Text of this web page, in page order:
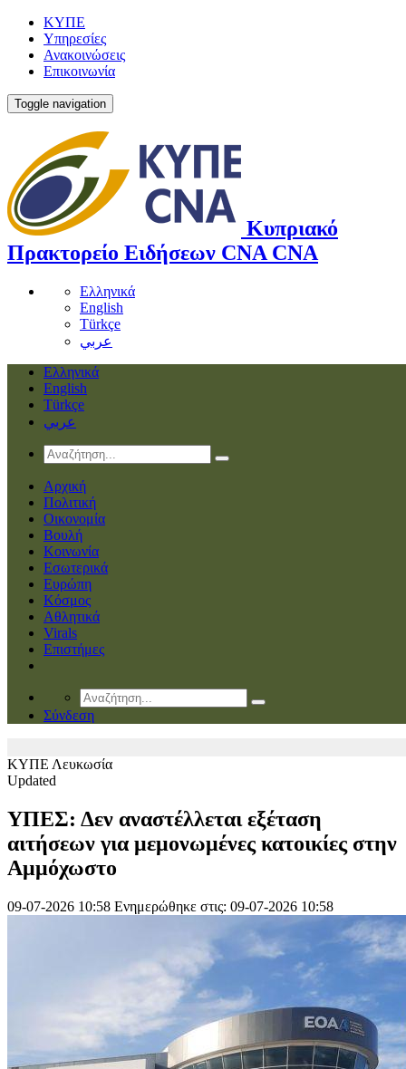
ΚΥΠΕ
Υπηρεσίες
Ανακοινώσεις
Επικοινωνία
Toggle navigation
Κυπριακό
Πρακτορείο Ειδήσεων CNA CNA
Ελληνικά
English
Türkçe
عربي
Ελληνικά
English
Türkçe
عربي
Αρχική
Πολιτική
Οικονομία
Βουλή
Κοινωνία
Εσωτερικά
Ευρώπη
Κόσμος
Αθλητικά
Virals
Επιστήμες
Σύνδεση
ΚΥΠΕ Λευκωσία
Updated
ΥΠΕΣ: Δεν αναστέλλεται εξέταση
αιτήσεων για μεμονωμένες κατοικίες στην
Αμμόχωστο
09-07-2026 10:58 Ενημερώθηκε στις: 09-07-2026 10:58